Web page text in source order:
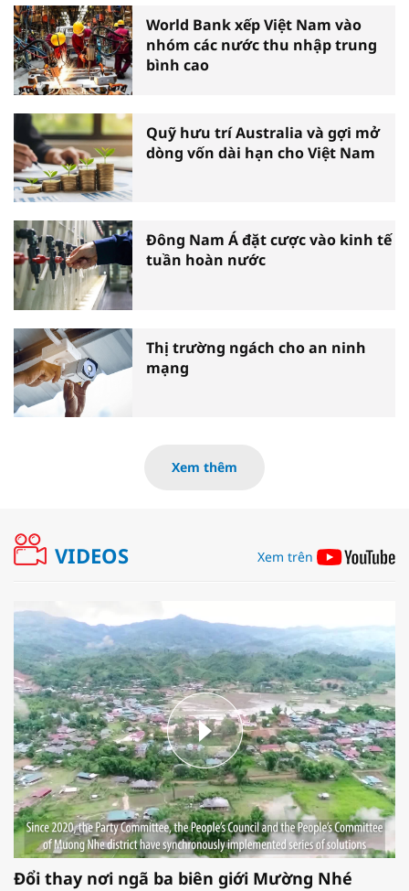
World Bank xếp Việt Nam vào
nhóm các nước thu nhập trung
bình cao
Quỹ hưu trí Australia và gợi mở
dòng vốn dài hạn cho Việt Nam
Đông Nam Á đặt cược vào kinh tế
tuần hoàn nước
Thị trường ngách cho an ninh
mạng
Xem thêm
VIDEOS Xem trên
Đổi thay nơi ngã ba biên giới Mường Nhé